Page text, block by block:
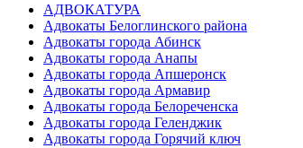
АДВОКАТУРА
Адвокаты Белоглинского района
Адвокаты города Абинск
Адвокаты города Анапы
Адвокаты города Апшеронск
Адвокаты города Армавир
Адвокаты города Белореченска
Адвокаты города Геленджик
Адвокаты города Горячий ключ